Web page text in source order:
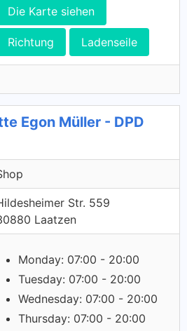
Die Karte siehen
Richtung Ladenseile
Egon Müller - DPD
Str. 559
Laatzen
Monday: 07:00 - 20:00
Tuesday: 07:00 - 20:00
Wednesday: 07:00 - 20:00
Thursday: 07:00 - 20:00